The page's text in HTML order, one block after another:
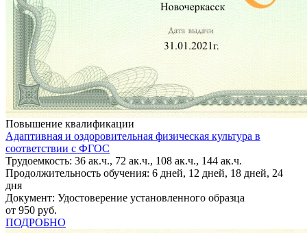
Повышение квалификации
Адаптивная и оздоровительная физическая культура в
соответствии с ФГОС
Трудоемкость: 36 ак.ч., 72 ак.ч., 108 ак.ч., 144 ак.ч.
Продолжительность обучения: 6 дней, 12 дней, 18 дней, 24
дня
Документ: Удостоверение установленного образца
от 950 руб.
ПОДРОБНО